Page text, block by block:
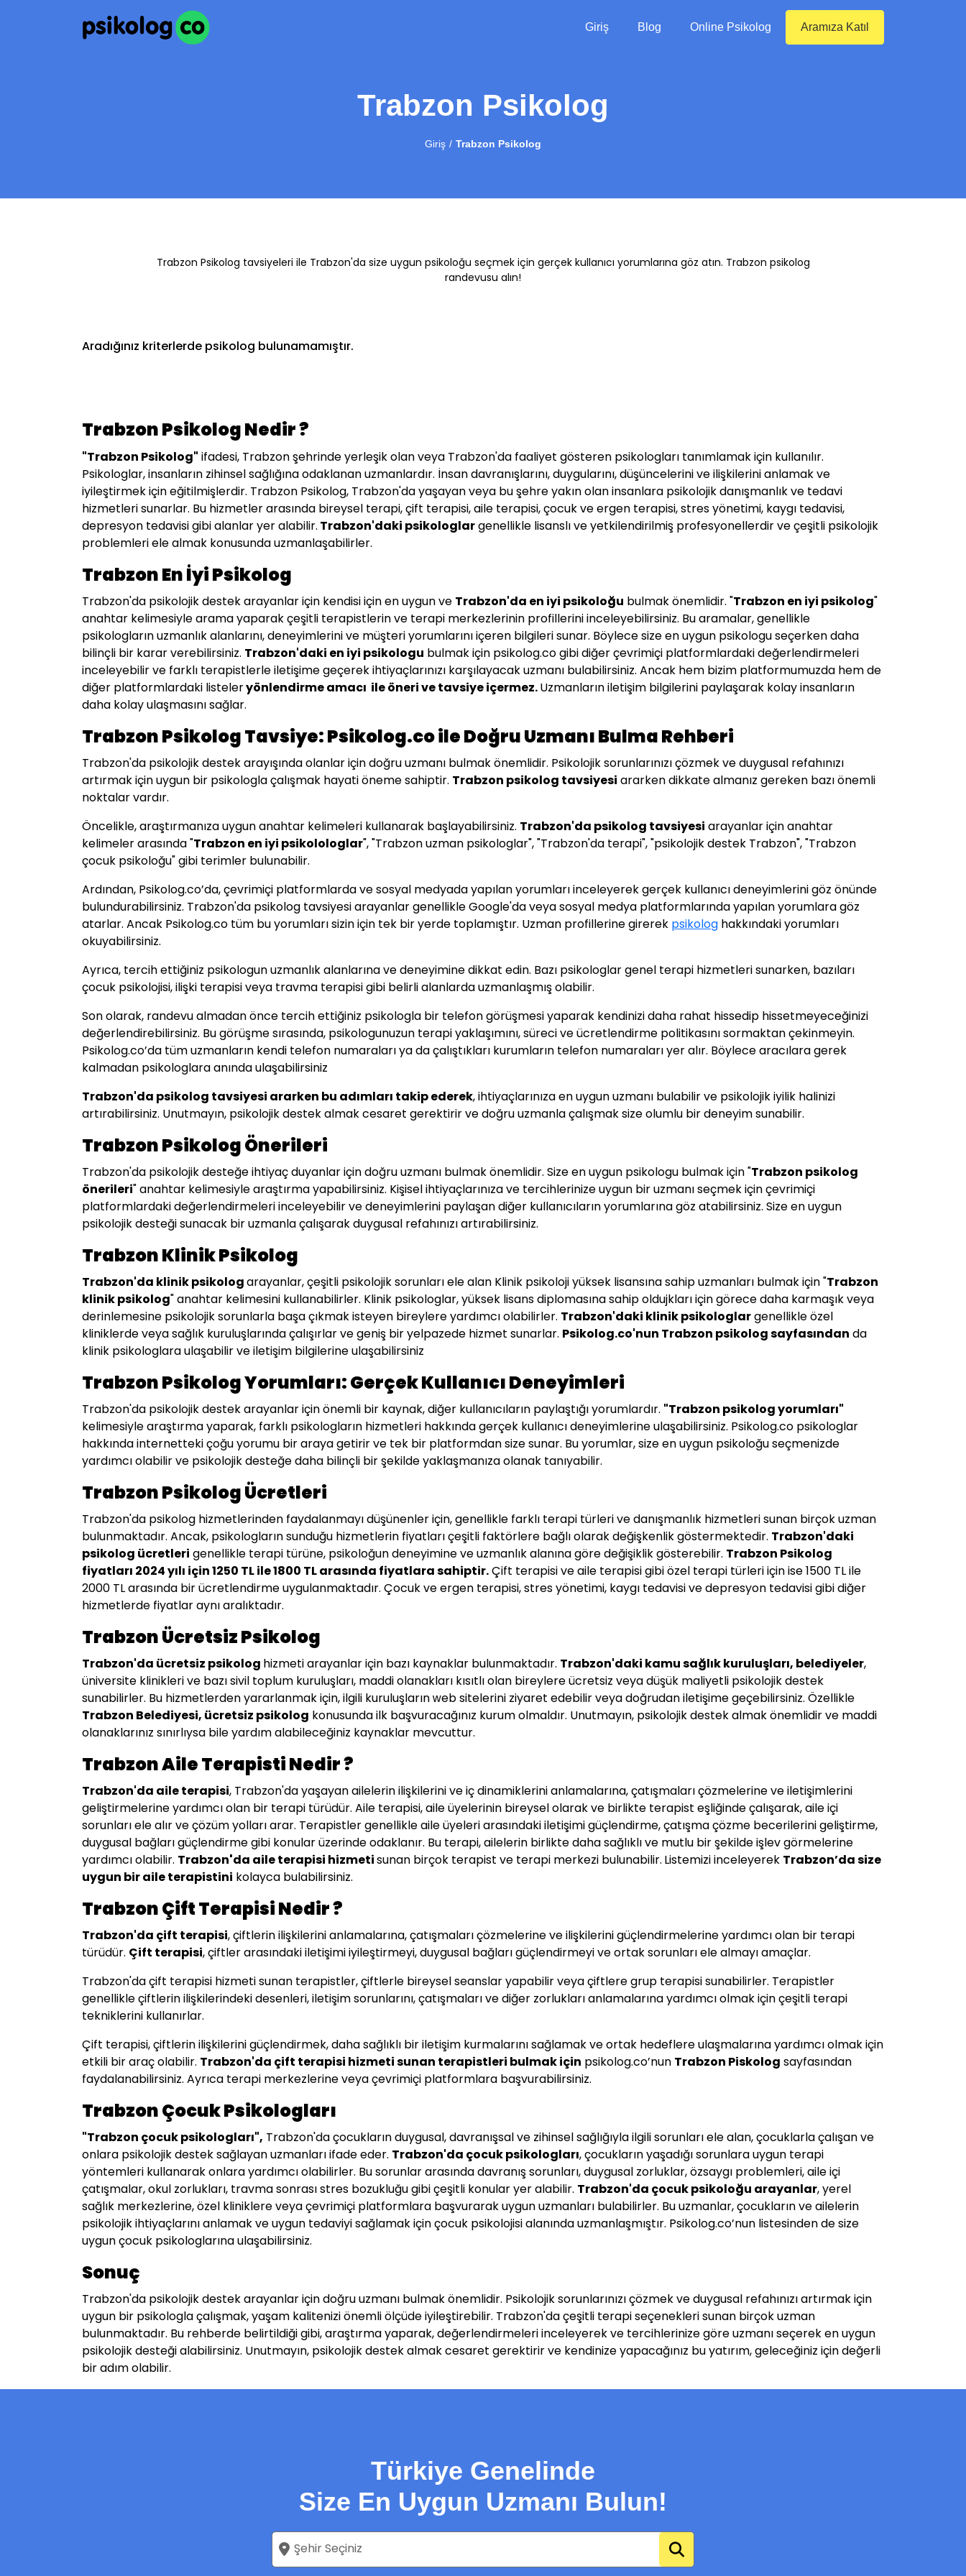
Giriş Blog Online Psikolog Aramıza Katıl
Trabzon Psikolog
Giriş Trabzon Psikolog
Trabzon Psikolog tavsiyeleri ile Trabzon'da size uygun psikoloğu seçmek için gerçek kullanıcı yorumlarına göz atın. Trabzon psikolog
randevusu alın!
Aradığınız kriterlerde psikolog bulunamamıştır.
Trabzon Psikolog Nedir ?
"Trabzon Psikolog" ifadesi, Trabzon şehrinde yerleşik olan veya Trabzon'da faaliyet gösteren psikologları tanımlamak için kullanılır.
Psikologlar, insanların zihinsel sağlığına odaklanan uzmanlardır. İnsan davranışlarını, duygularını, düşüncelerini ve ilişkilerini anlamak ve
iyileştirmek için eğitilmişlerdir. Trabzon Psikolog, Trabzon'da yaşayan veya bu şehre yakın olan insanlara psikolojik danışmanlık ve tedavi
hizmetleri sunarlar. Bu hizmetler arasında bireysel terapi, çift terapisi, aile terapisi, çocuk ve ergen terapisi, stres yönetimi, kaygı tedavisi,
depresyon tedavisi gibi alanlar yer alabilir. Trabzon'daki psikologlar genellikle lisanslı ve yetkilendirilmiş profesyonellerdir ve çeşitli psikolojik
problemleri ele almak konusunda uzmanlaşabilirler.
Trabzon En İyi Psikolog
Trabzon'da psikolojik destek arayanlar için kendisi için en uygun ve Trabzon'da en iyi psikoloğu bulmak önemlidir. " Trabzon en iyi psikolog
anahtar kelimesiyle arama yaparak çeşitli terapistlerin ve terapi merkezlerinin profillerini inceleyebilirsiniz. Bu aramalar, genellikle
psikologların uzmanlık alanlarını, deneyimlerini ve müşteri yorumlarını içeren bilgileri sunar. Böylece size en uygun psikologu seçerken daha
bilinçli bir karar verebilirsiniz. Trabzon'daki en iyi psikologu bulmak için psikolog.co gibi diğer çevrimiçi platformlardaki değerlendirmeleri
inceleyebilir ve farklı terapistlerle iletişime geçerek ihtiyaçlarınızı karşılayacak uzmanı bulabilirsiniz. Ancak hem bizim platformumuzda hem de
diğer platformlardaki listeleryönlendirme amacı ile öneri ve tavsiye içermez. Uzmanların iletişim bilgilerini paylaşarak kolay insanların
daha kolay ulaşmasını sağlar.
Trabzon Psikolog Tavsiye: Psikolog.co ile Doğru Uzmanı Bulma Rehberi
Trabzon'da psikolojik destek arayışında olanlar için doğru uzmanı bulmak önemlidir. Psikolojik sorunlarınızı çözmek ve duygusal refahınızı
artırmak için uygun bir psikologla çalışmak hayati öneme sahiptir. Trabzon psikolog tavsiyesi ararken dikkate almanız gereken bazı önemli
noktalar vardır.
Öncelikle, araştırmanıza uygun anahtar kelimeleri kullanarak başlayabilirsiniz. Trabzon'da psikolog tavsiyesi arayanlar için anahtar
kelimeler arasında " Trabzon en iyi psikolologlar ", "Trabzon uzman psikologlar", "Trabzon'da terapi", "psikolojik destek Trabzon", "Trabzon
çocuk psikoloğu" gibi terimler bulunabilir.
Ardından, Psikolog.co’da, çevrimiçi platformlarda ve sosyal medyada yapılan yorumları inceleyerek gerçek kullanıcı deneyimlerini göz önünde
bulundurabilirsiniz. Trabzon'da psikolog tavsiyesi arayanlar genellikle Google'da veya sosyal medya platformlarında yapılan yorumlara göz
atarlar. Ancak Psikolog.co tüm bu yorumları sizin için tek bir yerde toplamıştır. Uzman profillerine girerek psikolog hakkındaki yorumları
okuyabilirsiniz.
Ayrıca, tercih ettiğiniz psikologun uzmanlık alanlarına ve deneyimine dikkat edin. Bazı psikologlar genel terapi hizmetleri sunarken, bazıları
çocuk psikolojisi, ilişki terapisi veya travma terapisi gibi belirli alanlarda uzmanlaşmış olabilir.
Son olarak, randevu almadan önce tercih ettiğiniz psikologla bir telefon görüşmesi yaparak kendinizi daha rahat hissedip hissetmeyeceğinizi
değerlendirebilirsiniz. Bu görüşme sırasında, psikologunuzun terapi yaklaşımını, süreci ve ücretlendirme politikasını sormaktan çekinmeyin.
Psikolog.co’da tüm uzmanların kendi telefon numaraları ya da çalıştıkları kurumların telefon numaraları yer alır. Böylece aracılara gerek
kalmadan psikologlara anında ulaşabilirsiniz
Trabzon'da psikolog tavsiyesi ararken bu adımları takip ederek, ihtiyaçlarınıza en uygun uzmanı bulabilir ve psikolojik iyilik halinizi
artırabilirsiniz. Unutmayın, psikolojik destek almak cesaret gerektirir ve doğru uzmanla çalışmak size olumlu bir deneyim sunabilir.
Trabzon Psikolog Önerileri
Trabzon'da psikolojik desteğe ihtiyaç duyanlar için doğru uzmanı bulmak önemlidir. Size en uygun psikologu bulmak için " Trabzon psikolog
önerileri " anahtar kelimesiyle araştırma yapabilirsiniz. Kişisel ihtiyaçlarınıza ve tercihlerinize uygun bir uzmanı seçmek için çevrimiçi
platformlardaki değerlendirmeleri inceleyebilir ve deneyimlerini paylaşan diğer kullanıcıların yorumlarına göz atabilirsiniz. Size en uygun
psikolojik desteği sunacak bir uzmanla çalışarak duygusal refahınızı artırabilirsiniz.
Trabzon Klinik Psikolog
Trabzon'da klinik psikolog arayanlar, çeşitli psikolojik sorunları ele alan Klinik psikoloji yüksek lisansına sahip uzmanları bulmak için " Trabzon
klinik psikolog " anahtar kelimesini kullanabilirler. Klinik psikologlar, yüksek lisans diplomasına sahip oldujkları için görece daha karmaşık veya
derinlemesine psikolojik sorunlarla başa çıkmak isteyen bireylere yardımcı olabilirler. Trabzon'daki klinik psikologlar genellikle özel
kliniklerde veya sağlık kuruluşlarında çalışırlar ve geniş bir yelpazede hizmet sunarlar. Psikolog.co'nun Trabzon psikolog sayfasından da
klinik psikologlara ulaşabilir ve iletişim bilgilerine ulaşabilirsiniz
Trabzon Psikolog Yorumları: Gerçek Kullanıcı Deneyimleri
Trabzon'da psikolojik destek arayanlar için önemli bir kaynak, diğer kullanıcıların paylaştığı yorumlardır. "Trabzon psikolog yorumları"
kelimesiyle araştırma yaparak, farklı psikologların hizmetleri hakkında gerçek kullanıcı deneyimlerine ulaşabilirsiniz. Psikolog.co psikologlar
hakkında internetteki çoğu yorumu bir araya getirir ve tek bir platformdan size sunar. Bu yorumlar, size en uygun psikoloğu seçmenizde
yardımcı olabilir ve psikolojik desteğe daha bilinçli bir şekilde yaklaşmanıza olanak tanıyabilir.
Trabzon Psikolog Ücretleri
Trabzon'da psikolog hizmetlerinden faydalanmayı düşünenler için, genellikle farklı terapi türleri ve danışmanlık hizmetleri sunan birçok uzman
bulunmaktadır. Ancak, psikologların sunduğu hizmetlerin fiyatları çeşitli faktörlere bağlı olarak değişkenlik göstermektedir. Trabzon'daki
psikolog ücretleri genellikle terapi türüne, psikoloğun deneyimine ve uzmanlık alanına göre değişiklik gösterebilir. Trabzon Psikolog
fiyatları 2024 yılı için 1250 TL ile 1800 TL arasında fiyatlara sahiptir. Çift terapisi ve aile terapisi gibi özel terapi türleri için ise 1500 TL ile
2000 TL arasında bir ücretlendirme uygulanmaktadır. Çocuk ve ergen terapisi, stres yönetimi, kaygı tedavisi ve depresyon tedavisi gibi diğer
hizmetlerde fiyatlar aynı aralıktadır.
Trabzon Ücretsiz Psikolog
Trabzon'da ücretsiz psikolog hizmeti arayanlar için bazı kaynaklar bulunmaktadır. Trabzon'daki kamu sağlık kuruluşları, belediyeler,
üniversite klinikleri ve bazı sivil toplum kuruluşları, maddi olanakları kısıtlı olan bireylere ücretsiz veya düşük maliyetli psikolojik destek
sunabilirler. Bu hizmetlerden yararlanmak için, ilgili kuruluşların web sitelerini ziyaret edebilir veya doğrudan iletişime geçebilirsiniz. Özellikle
Trabzon Belediyesi, ücretsiz psikolog konusunda ilk başvuracağınız kurum olmaldır. Unutmayın, psikolojik destek almak önemlidir ve maddi
olanaklarınız sınırlıysa bile yardım alabileceğiniz kaynaklar mevcuttur.
Trabzon Aile Terapisti Nedir ?
Trabzon'da aile terapisi, Trabzon'da yaşayan ailelerin ilişkilerini ve iç dinamiklerini anlamalarına, çatışmaları çözmelerine ve iletişimlerini
geliştirmelerine yardımcı olan bir terapi türüdür. Aile terapisi, aile üyelerinin bireysel olarak ve birlikte terapist eşliğinde çalışarak, aile içi
sorunları ele alır ve çözüm yolları arar. Terapistler genellikle aile üyeleri arasındaki iletişimi güçlendirme, çatışma çözme becerilerini geliştirme,
duygusal bağları güçlendirme gibi konular üzerinde odaklanır. Bu terapi, ailelerin birlikte daha sağlıklı ve mutlu bir şekilde işlev görmelerine
yardımcı olabilir. Trabzon'da aile terapisi hizmeti sunan birçok terapist ve terapi merkezi bulunabilir. Listemizi inceleyerek Trabzon’da size
uygun bir aile terapistini kolayca bulabilirsiniz.
Trabzon Çift Terapisi Nedir ?
Trabzon'da çift terapisi, çiftlerin ilişkilerini anlamalarına, çatışmaları çözmelerine ve ilişkilerini güçlendirmelerine yardımcı olan bir terapi
türüdür. Çift terapisi, çiftler arasındaki iletişimi iyileştirmeyi, duygusal bağları güçlendirmeyi ve ortak sorunları ele almayı amaçlar.
Trabzon'da çift terapisi hizmeti sunan terapistler, çiftlerle bireysel seanslar yapabilir veya çiftlere grup terapisi sunabilirler. Terapistler
genellikle çiftlerin ilişkilerindeki desenleri, iletişim sorunlarını, çatışmaları ve diğer zorlukları anlamalarına yardımcı olmak için çeşitli terapi
tekniklerini kullanırlar.
Çift terapisi, çiftlerin ilişkilerini güçlendirmek, daha sağlıklı bir iletişim kurmalarını sağlamak ve ortak hedeflere ulaşmalarına yardımcı olmak için
etkili bir araç olabilir. Trabzon'da çift terapisi hizmeti sunan terapistleri bulmak için psikolog.co’nun Trabzon Piskolog sayfasından
faydalanabilirsiniz. Ayrıca terapi merkezlerine veya çevrimiçi platformlara başvurabilirsiniz.
Trabzon Çocuk Psikologları
"Trabzon çocuk psikologları", Trabzon'da çocukların duygusal, davranışsal ve zihinsel sağlığıyla ilgili sorunları ele alan, çocuklarla çalışan ve
onlara psikolojik destek sağlayan uzmanları ifade eder. Trabzon'da çocuk psikologları, çocukların yaşadığı sorunlara uygun terapi
yöntemleri kullanarak onlara yardımcı olabilirler. Bu sorunlar arasında davranış sorunları, duygusal zorluklar, özsaygı problemleri, aile içi
çatışmalar, okul zorlukları, travma sonrası stres bozukluğu gibi çeşitli konular yer alabilir. Trabzon'da çocuk psikoloğu arayanlar, yerel
sağlık merkezlerine, özel kliniklere veya çevrimiçi platformlara başvurarak uygun uzmanları bulabilirler. Bu uzmanlar, çocukların ve ailelerin
psikolojik ihtiyaçlarını anlamak ve uygun tedaviyi sağlamak için çocuk psikolojisi alanında uzmanlaşmıştır. Psikolog.co’nun listesinden de size
uygun çocuk psikologlarına ulaşabilirsiniz.
Sonuç
Trabzon'da psikolojik destek arayanlar için doğru uzmanı bulmak önemlidir. Psikolojik sorunlarınızı çözmek ve duygusal refahınızı artırmak için
uygun bir psikologla çalışmak, yaşam kalitenizi önemli ölçüde iyileştirebilir. Trabzon'da çeşitli terapi seçenekleri sunan birçok uzman
bulunmaktadır. Bu rehberde belirtildiği gibi, araştırma yaparak, değerlendirmeleri inceleyerek ve tercihlerinize göre uzmanı seçerek en uygun
psikolojik desteği alabilirsiniz. Unutmayın, psikolojik destek almak cesaret gerektirir ve kendinize yapacağınız bu yatırım, geleceğiniz için değerli
bir adım olabilir.
Türkiye Genelinde
Size En Uygun Uzmanı Bulun!